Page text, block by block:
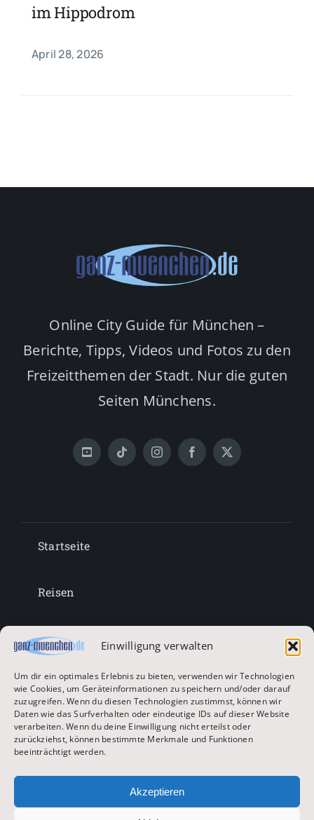
Einwilligung verwalten
Um dir ein optimales Erlebnis zu bieten, verwenden wir Technologien
wie Cookies, um Geräteinformationen zu speichern und/oder darauf
zuzugreifen. Wenn du diesen Technologien zustimmst, können wir
Daten wie das Surfverhalten oder eindeutige IDs auf dieser Website
verarbeiten. Wenn du deine Einwilligung nicht erteilst oder
zurückziehst, können bestimmte Merkmale und Funktionen
beeinträchtigt werden.
Akzeptieren
im Hippodrom
April 28, 2026
Online City Guide für München –
Berichte, Tipps, Videos und Fotos zu den
Freizeitthemen der Stadt. Nur die guten
Seiten Münchens.
Startseite
Reisen
Lifestyle
Entertainment
Oktoberfest & Volksfeste
Zur Hauptseite